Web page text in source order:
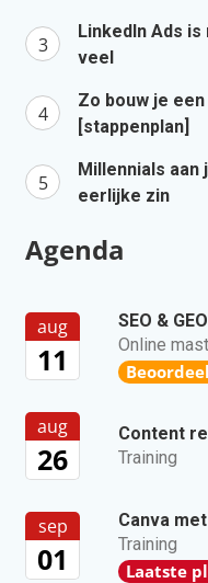
LinkedIn Ads
veel
Zo bouw je
[stappenplan]
Millennials aan
eerlijke zin
Agenda
aug
11
SEO &
Online
aug
26
Content
Training
sep
01
Canva
Training
Laatste